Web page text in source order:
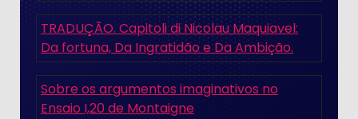
TRADUÇÃO. Capitoli di Nicolau Maquiavel:
Da fortuna, Da Ingratidão e Da Ambição.
Sobre os argumentos imaginativos no
Ensaio I,20 de Montaigne